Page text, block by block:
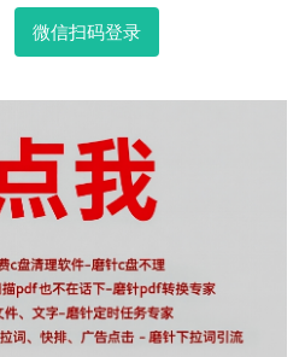
微信扫码登录